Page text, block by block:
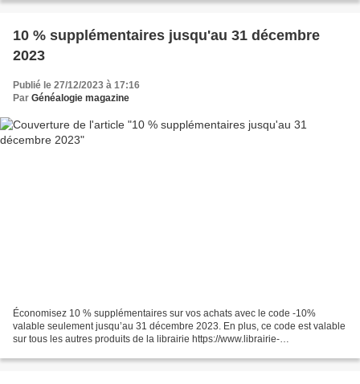
10 % supplémentaires jusqu'au 31 décembre
2023
Publié le 27/12/2023 à 17:16
Par Généalogie magazine
Économisez 10 % supplémentaires sur vos achats avec le code -10%
valable seulement jusqu’au 31 décembre 2023. En plus, ce code est valable
sur tous les autres produits de la librairie https://www.librairie-